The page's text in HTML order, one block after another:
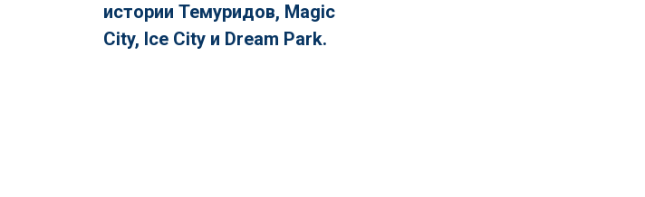
истории Темуридов, Magic
City, Ice City и Dream Park.